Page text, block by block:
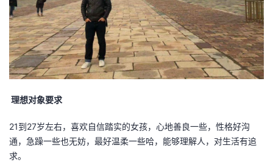
理想对象要求
21到27岁左右，喜欢自信踏实的女孩，心地善良一些，性格好沟
通，急躁一些也无妨，最好温柔一些哈，能够理解人，对生活有追
求。